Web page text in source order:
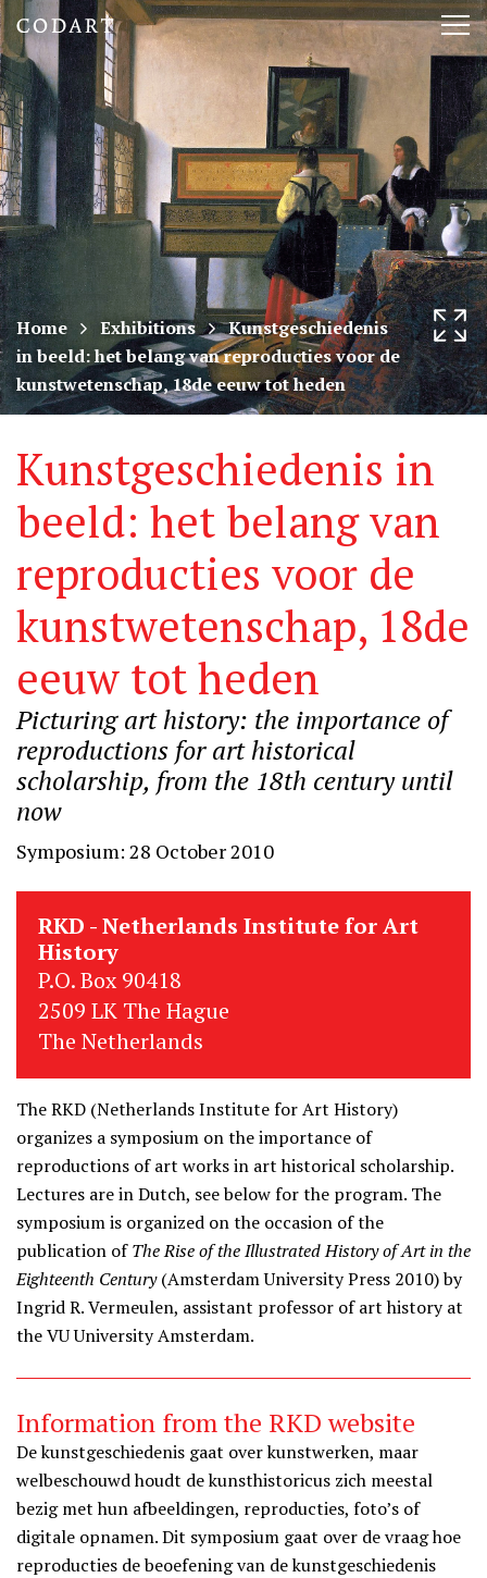
CODART,
Dutch
and
Flemish
art
in
museums
worldwide
Home Exhibitions
Kunstgeschiedenis
in beeld: het belang van reproducties voor de
kunstwetenschap, 18de eeuw tot heden
Kunstgeschiedenis in
beeld: het belang van
reproducties voor de
kunstwetenschap, 18de
eeuw tot heden
Picturing art history: the importance of
reproductions for art historical
scholarship, from the 18th century until
now
Symposium: 28 October 2010
RKD - Netherlands Institute for Art
History
P.O. Box 90418
2509 LK The Hague
The Netherlands
The RKD (Netherlands Institute for Art History)
organizes a symposium on the importance of
reproductions of art works in art historical scholarship.
Lectures are in Dutch, see below for the program. The
symposium is organized on the occasion of the
publication ofThe Rise of the Illustrated History of Art in the
Eighteenth Century(Amsterdam University Press 2010) by
Ingrid R. Vermeulen, assistant professor of art history at
the VU University Amsterdam.
Information from the RKD website
De kunstgeschiedenis gaat over kunstwerken, maar
welbeschouwd houdt de kunsthistoricus zich meestal
bezig met hun afbeeldingen, reproducties, foto’s of
digitale opnamen. Dit symposium gaat over de vraag hoe
reproducties de beoefening van de kunstgeschiedenis